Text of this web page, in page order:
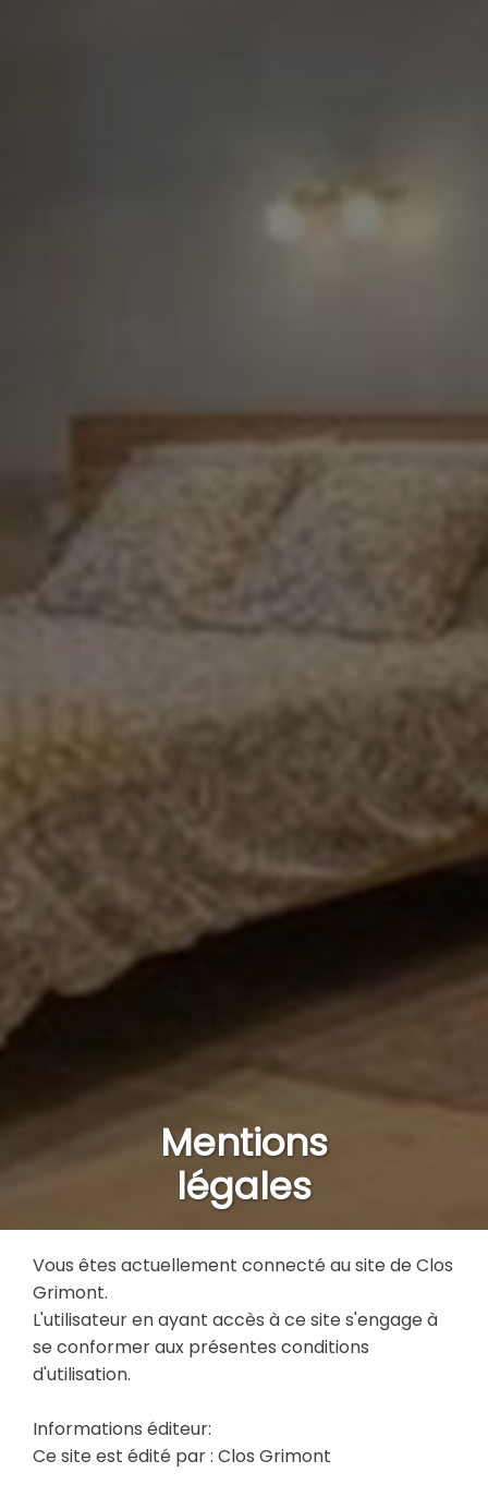
Mentions
légales
Vous êtes actuellement connecté au site de Clos
Grimont.
L'utilisateur en ayant accès à ce site s'engage à
se conformer aux présentes conditions
d'utilisation.
Informations éditeur:
Ce site est édité par : Clos Grimont